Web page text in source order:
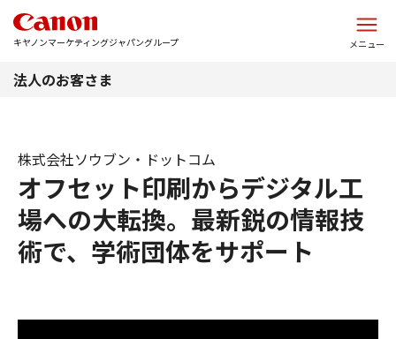
キヤノンマーケティングジャパングループ メニュー
法人のお客さま
オフセット印刷からデジタル工
場への大転換。最新鋭の情報技
術で、学術団体をサポート
株式会社ソウブン・ドットコム